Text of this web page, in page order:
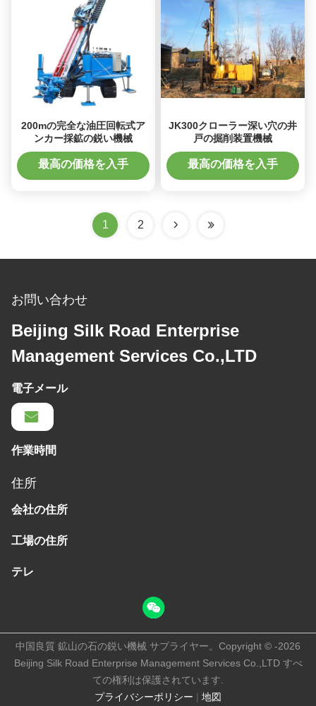
200mの完全な油圧回転式ア
ンカー採鉱の鋭い機械
最高の価格を入手
JK300クローラー深い穴の井
戸の掘削装置機械
最高の価格を入手
1 2
お問い合わせ
Beijing Silk Road Enterprise
Management Services Co.,LTD
電子メール
作業時間
住所
会社の住所
工場の住所
テレ
プライバシーポリシー | 地図
中国良質 鉱山の石の鋭い機械 サプライヤー。Copyright © -2026
Beijing Silk Road Enterprise Management Services Co.,LTD すべ
ての権利は保護されています.